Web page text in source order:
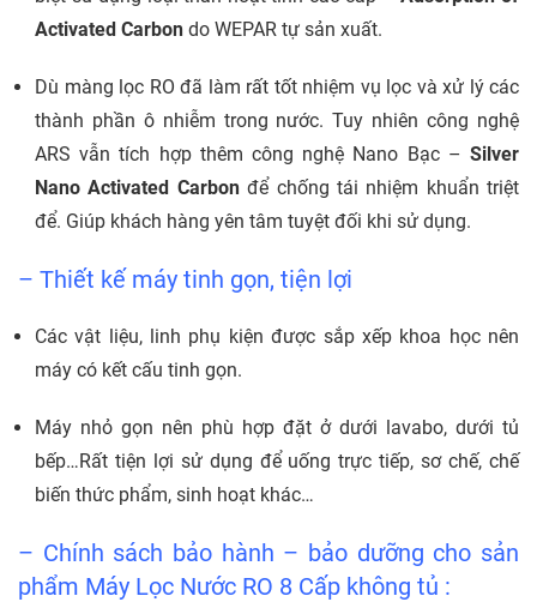
Activated Carbon do WEPAR tự sản xuất.
Dù màng lọc RO đã làm rất tốt nhiệm vụ lọc và xử lý các
thành phần ô nhiễm trong nước. Tuy nhiên công nghệ
ARS vẫn tích hợp thêm công nghệ Nano Bạc – Silver
Nano Activated Carbonđể chống tái nhiệm khuẩn triệt
để. Giúp khách hàng yên tâm tuyệt đối khi sử dụng.
– Thiết kế máy tinh gọn, tiện lợi
Các vật liệu, linh phụ kiện được sắp xếp khoa học nên
máy có kết cấu tinh gọn.
Máy nhỏ gọn nên phù hợp đặt ở dưới lavabo, dưới tủ
bếp…Rất tiện lợi sử dụng để uống trực tiếp, sơ chế, chế
biến thức phẩm, sinh hoạt khác…
– Chính sách bảo hành – bảo dưỡng cho sản
phẩm Máy Lọc Nước RO 8 Cấp không tủ :